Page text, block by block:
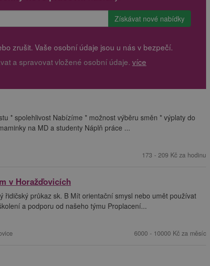
zrušit. Vaše osobní údaje jsou u nás v bezpečí.
a spravovat vložené osobní údaje. více
* spolehlivost Nabízíme * možnost výběru směn * výplaty do
na MD a studenty Náplň práce ...
173 - 209 Kč za hodinu
v Horažďovicích
řidičský průkaz sk. B Mít orientační smysl nebo umět používat
a podporu od našeho týmu Proplacení...
6000 - 10000 Kč za měsíc